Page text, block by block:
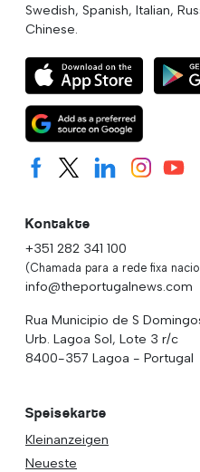
Swedish, Spanish, Italian,
Chinese.
Kontakte
+351 282 341 100
(Chamada para a rede fixa
info@theportugalnews.com
Rua Municipio de S
Urb. Lagoa Sol, Lote 3 r/c
8400-357 Lagoa - Portugal
Speisekarte
Kleinanzeigen
Neueste